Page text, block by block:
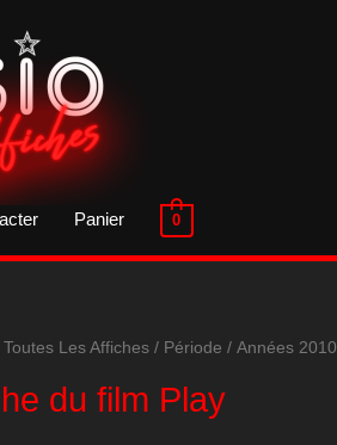
Panier 0
Toutes Les Affiches / Période / Années 2010
du film Play